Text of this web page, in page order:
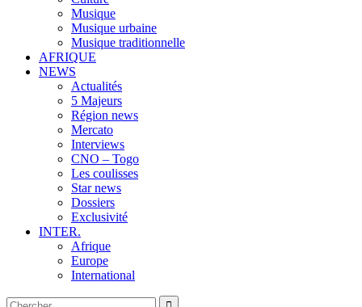
Musique
Musique urbaine
Musique traditionnelle
AFRIQUE
NEWS
Actualités
5 Majeurs
Région news
Mercato
Interviews
CNO – Togo
Les coulisses
Star news
Dossiers
Exclusivité
INTER.
Afrique
Europe
International